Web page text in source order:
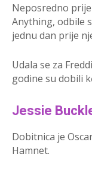
Neposredno
Anything, odbile
jednu dan prije
Udala se za
godine su dobili
Jessie
Dobitnica je
Hamnet.